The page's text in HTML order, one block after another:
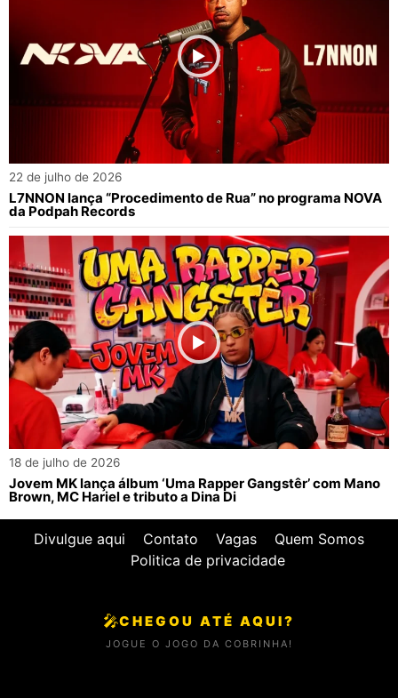
22 de julho de 2026
L7NNON lança “Procedimento de Rua” no programa NOVA
da Podpah Records
18 de julho de 2026
Jovem MK lança álbum ‘Uma Rapper Gangstêr’ com Mano
Brown, MC Hariel e tributo a Dina Di
Divulgue aqui Contato Vagas
Quem Somos
Politica de privacidade
🎤CHEGOU ATÉ AQUI?
JOGUE O JOGO DA COBRINHA!